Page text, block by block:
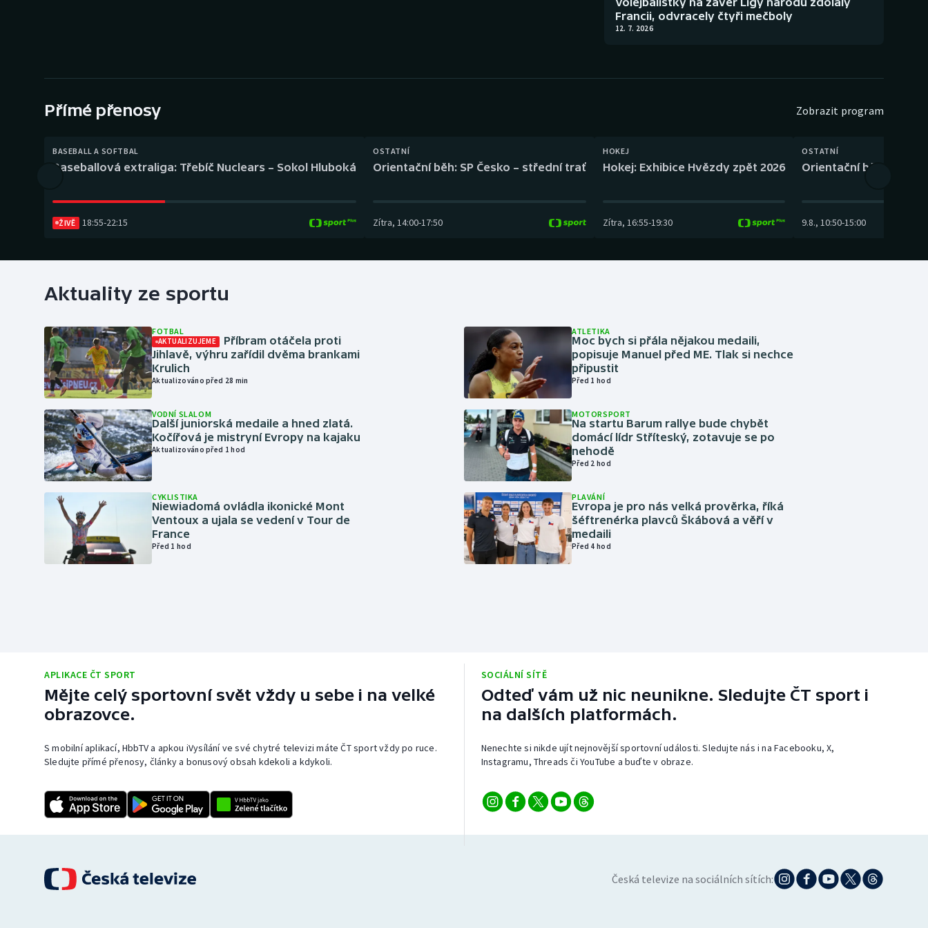
Gymnastika Plážový volejbal
Francii, odvracely čtyři mečboly
12. 7. 2026
Přímé přenosy Zobrazit program
BASEBALL A SOFTBAL
Baseballová extraliga: Třebíč Nuclears – Sokol Hluboká
ŽIVĚ 18:55-22:15
OSTATNÍ
Orientační běh: SP Česko – střední trať
Zítra, 14:00-17:50
HOKEJ
Hokej: Exhibice Hvězdy zpět 2026
Zítra, 16:55-19:30
OSTATNÍ
Orientační běh: SP
9.8., 10:50-15:00
Aktuality ze sportu
FOTBAL
AKTUALIZUJEME
Příbram otáčela proti
Jihlavě, výhru zařídil dvěma brankami
Krulich
Aktualizováno před 28 min
VODNÍ SLALOM
Další juniorská medaile a hned zlatá.
Kočířová je mistryní Evropy na kajaku
Aktualizováno před 1 hod
CYKLISTIKA
Niewiadomá ovládla ikonické Mont
Ventoux a ujala se vedení v Tour de
France
Před 1 hod
ATLETIKA
Moc bych si přála nějakou medaili,
popisuje Manuel před ME. Tlak si nechce
připustit
Před 1 hod
MOTORSPORT
Na startu Barum rallye bude chybět
domácí lídr Stříteský, zotavuje se po
nehodě
Před 2 hod
PLAVÁNÍ
Evropa je pro nás velká prověrka, říká
šéftrenérka plavců Škábová a věří v
medaili
Před 4 hod
APLIKACE ČT SPORT
Mějte celý sportovní svět vždy u sebe i na velké
obrazovce.
S mobilní aplikací, HbbTV a apkou iVysílání ve své chytré televizi máte ČT sport vždy po ruce.
Sledujte přímé přenosy, články a bonusový obsah kdekoli a kdykoli.
SOCIÁLNÍ SÍTĚ
Odteď vám už nic neunikne. Sledujte ČT sport i
na dalších platformách.
Nenechte si nikde ujít nejnovější sportovní události. Sledujte nás i na Facebooku, X,
Instagramu, Threads či YouTube a buďte v obraze.
Česká televize na sociálních sítích: